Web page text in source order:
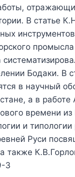
В статье
Бодаки. В
в научный
а в
времени
и типологии
Руси
также
3